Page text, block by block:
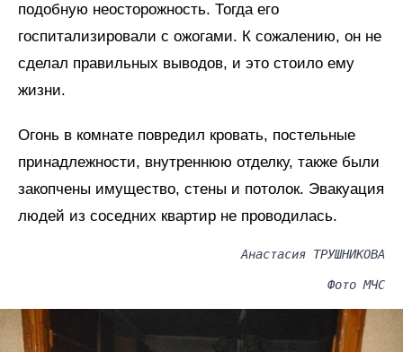
подобную неосторожность. Тогда его
госпитализировали с ожогами. К сожалению, он не
сделал правильных выводов, и это стоило ему
жизни.
Огонь в комнате повредил кровать, постельные
принадлежности, внутреннюю отделку, также были
закопчены имущество, стены и потолок. Эвакуация
людей из соседних квартир не проводилась.
Анастасия ТРУШНИКОВА
Фото МЧС